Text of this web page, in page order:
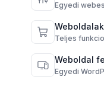
Egyedi
Teljes
Weboldal
Egyedi